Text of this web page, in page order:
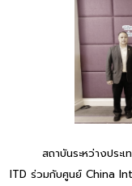
สถาบันระหว่างประเท
ITD ร่วมกับศูนย์ China